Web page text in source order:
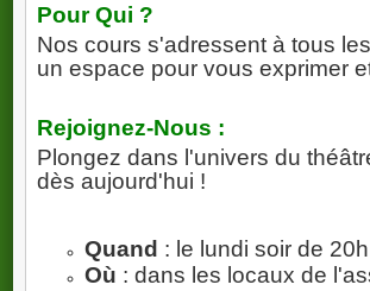
Pour Qui ?
Nos cours s'adressent à tous
un espace pour vous exprimer
Rejoignez-Nous :
Plongez dans l'univers du
dès aujourd'hui !
Quand : le lundi soir de
Où : dans les locaux de